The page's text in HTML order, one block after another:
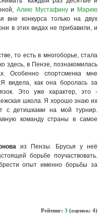
Алию Мустафинуи
Марию
вне конкурса только на двух
в этих видах не прибавили, и
то есть в многоборье, стала
здесь, в Пензе, познакомилась
Особенно спортсменка мне
видела, как она боролась за
Это уже характер, это -
школа. Я хорошо знаю их
с детишками на мой турнир.
команду страны в самое
из Пензы. Брусья у неё
борьбе поучаствовать.
опыт именно борьбы за
Рейтинг: 3 (оценок: 4)